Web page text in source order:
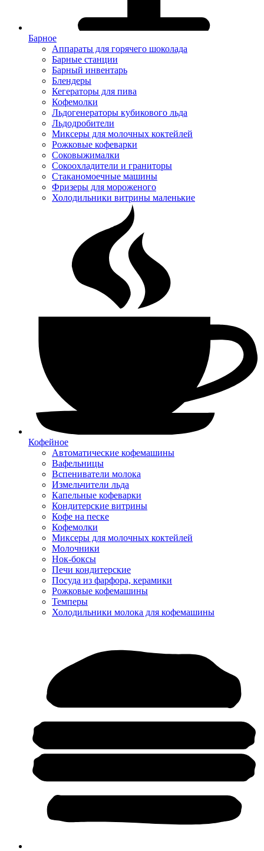
Барное
Аппараты для горячего шоколада
Барные станции
Барный инвентарь
Блендеры
Кегераторы для пива
Кофемолки
Льдогенераторы кубикового льда
Льдодробители
Миксеры для молочных коктейлей
Рожковые кофеварки
Соковыжималки
Сокоохладители и граниторы
Стаканомоечные машины
Фризеры для мороженого
Холодильники витрины маленькие
Кофейное
Автоматические кофемашины
Вафельницы
Вспениватели молока
Измельчители льда
Капельные кофеварки
Кондитерские витрины
Кофе на песке
Кофемолки
Миксеры для молочных коктейлей
Молочники
Нок-боксы
Печи кондитерские
Посуда из фарфора, керамики
Рожковые кофемашины
Темперы
Холодильники молока для кофемашины